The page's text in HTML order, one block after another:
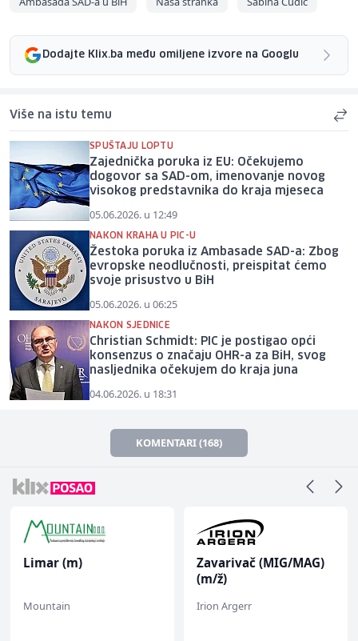
Dodajte Klix.ba među omiljene izvore na Googlu
Više na istu temu
SPUŠTAJU LOPTU
Zajednička poruka iz EU: Očekujemo
dogovor sa SAD-om, imenovanje novog
visokog predstavnika do kraja mjeseca
05.06.2026. u 12:49
NAKON KRAHA U PIC-U
Žestoka poruka iz Ambasade SAD-a: Zbog
evropske neodlučnosti, preispitat ćemo
svoje prisustvo u BiH
05.06.2026. u 06:25
NAKON SJEDNICE
Christian Schmidt: PIC je postigao opći
konsenzus o značaju OHR-a za BiH, svog
nasljednika očekujem do kraja juna
04.06.2026. u 18:31
KOMENTARI (168)
Limar (m)
Mountain
Zavarivač (MIG/MAG)
(m/ž)
Irion Argerr